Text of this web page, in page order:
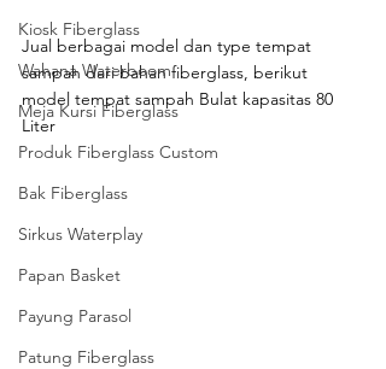
Kiosk Fiberglass
Wahana Waterboom
Meja Kursi Fiberglass
Produk Fiberglass Custom
Bak Fiberglass
Sirkus Waterplay
Papan Basket
Payung Parasol
Patung Fiberglass
Jual berbagai model dan type tempat
sampah dari bahan fiberglass, berikut
model tempat sampah Bulat kapasitas 80
Liter